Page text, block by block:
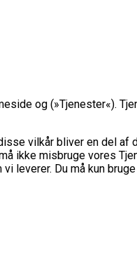
og (»Tjenester«).
vilkår bliver en del af
ikke misbruge vores
leverer. Du må kun